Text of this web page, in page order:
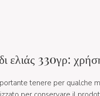
ελιάς 330γρ:
tenere per qualche